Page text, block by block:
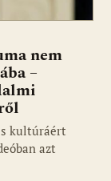
nem
–
kultúráért
azt